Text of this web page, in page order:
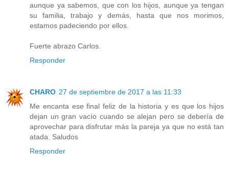
aunque ya sabemos, que con los hijos, aunque ya tengan
su familia, trabajo y demás, hasta que nos morimos,
estamos padeciendo por ellos.
Fuerte abrazo Carlos.
Responder
CHARO 27 de septiembre de 2017 a las 11:33
Me encanta ese final feliz de la historia y es que los hijos
dejan un gran vacío cuando se alejan pero se debería de
aprovechar para disfrutar más la pareja ya que no está tan
atada. Saludos
Responder